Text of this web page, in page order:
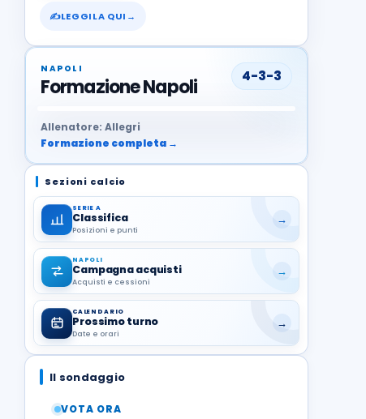
✍LEGGILA QUI →
NAPOLI
Formazione Napoli 4-3-3
Allenatore: Allegri
Formazione completa →
Sezioni calcio
SERIE A
Classifica
Posizioni e punti
→
NAPOLI
Campagna acquisti
Acquisti e cessioni
→
CALENDARIO
Prossimo turno
Date e orari
→
Il sondaggio
VOTA ORA